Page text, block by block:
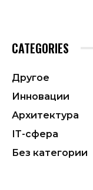
CATEGORIES
Другое
Инновации
Архитектура
ІТ-сфера
Без категории